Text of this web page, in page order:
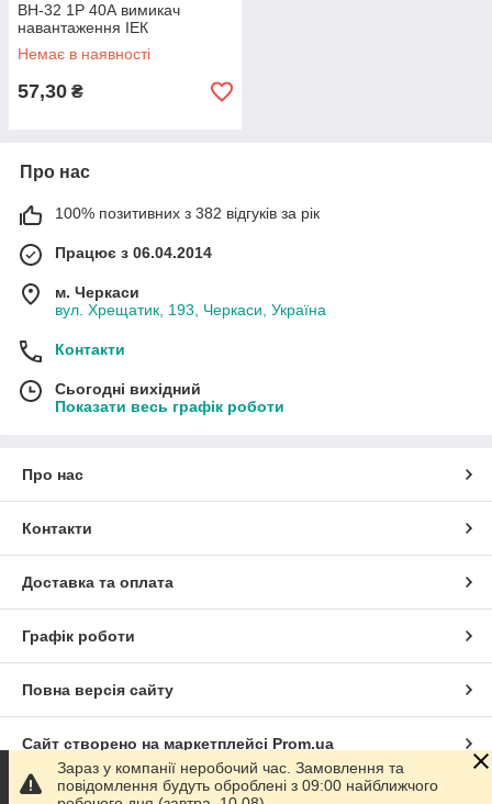
ВН-32 1Р 40А вимикач
навантаження ІЕК
Немає в наявності
57,30 ₴
Про нас
100% позитивних з 382 відгуків за рік
Працює з 06.04.2014
м. Черкаси
вул. Хрещатик, 193, Черкаси, Україна
Контакти
Сьогодні вихідний
Показати весь графік роботи
Про нас
Контакти
Доставка та оплата
Графік роботи
Повна версія сайту
Сайт створено на маркетплейсі Prom.ua
Політика конфіденційності
Зараз у компанії неробочий час. Замовлення та
повідомлення будуть оброблені з 09:00 найближчого